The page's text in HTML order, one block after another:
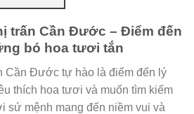
trấn Cần Đước – Điểm đến
bó hoa tươi tắn
Cần Đước tự hào là điểm đến lý
thích hoa tươi và muốn tìm kiếm
sứ mệnh mang đến niềm vui và